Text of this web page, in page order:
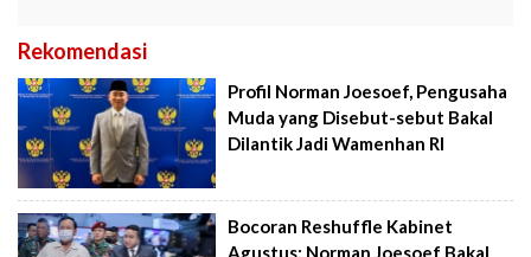
Rekomendasi
Profil Norman Joesoef, Pengusaha
Muda yang Disebut-sebut Bakal
Dilantik Jadi Wamenhan RI
Bocoran Reshuffle Kabinet